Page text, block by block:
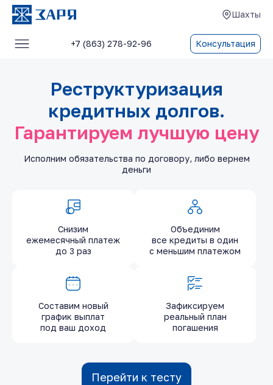
Шахты
+7 (863) 278-92-96 Консультация
О компании
Отзывы
Реструктуризация
кредитных долгов.
Гарантируем лучшую цену
Исполним обязательства по договору, либо вернем
деньги
Снизим
ежемесячный платеж
до 3 раз
Объединим
все кредиты в один
с меньшим платежом
Составим новый
график выплат
под ваш доход
Зафиксируем
реальный план
погашения
Перейти к тесту